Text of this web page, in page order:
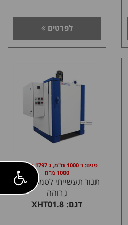
לפרטים
פנים: ר 1000 מ"מ, ג 1797 מ"מ, ע
1000 מ"מ
תנור תעשייתי לטמפרטורה
גבוהה
דגם: XHT01.8